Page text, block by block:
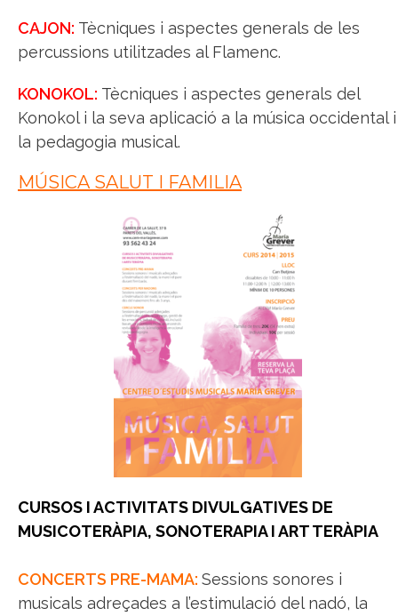
CAJON: Tècniques i aspectes generals de les
percussions utilitzades al Flamenc.
KONOKOL: Tècniques i aspectes generals del
Konokol i la seva aplicació a la música occidental i
la pedagogia musical.
MÚSICA SALUT I FAMILIA
CURSOS I ACTIVITATS DIVULGATIVES DE
MUSICOTERÀPIA, SONOTERAPIA I ART TERÀPIA
CONCERTS PRE-MAMA: Sessions sonores i
musicals adreçades a l’estimulació del nadó, la